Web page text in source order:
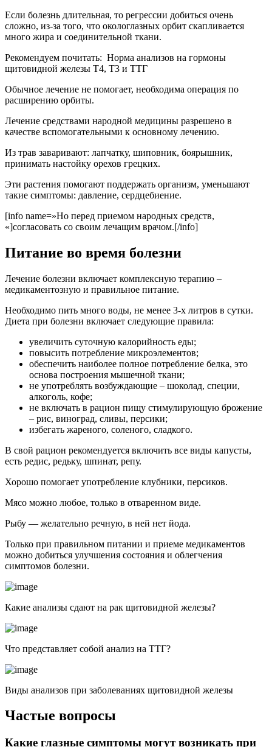
Если болезнь длительная, то регрессии добиться очень
сложно, из-за того, что окологлазных орбит скапливается
много жира и соединительной ткани.
Рекомендуем почитать: Норма анализов на гормоны
щитовидной железы Т4, Т3 и ТТГ
Обычное лечение не помогает, необходима операция по
расширению орбиты.
Лечение средствами народной медицины разрешено в
качестве вспомогательными к основному лечению.
Из трав заваривают: лапчатку, шиповник, боярышник,
принимать настойку орехов грецких.
Эти растения помогают поддержать организм, уменьшают
такие симптомы: давление, сердцебиение.
[info name=»Но перед приемом народных средств,
«]согласовать со своим лечащим врачом.[/info]
Питание во время болезни
Лечение болезни включает комплексную терапию –
медикаментозную и правильное питание.
Необходимо пить много воды, не менее 3-х литров в сутки.
Диета при болезни включает следующие правила:
увеличить суточную калорийность еды;
повысить потребление микроэлементов;
обеспечить наиболее полное потребление белка, это
основа построения мышечной ткани;
не употреблять возбуждающие – шоколад, специи,
алкоголь, кофе;
не включать в рацион пищу стимулирующую брожение
– рис, виноград, сливы, персики;
избегать жареного, соленого, сладкого.
В свой рацион рекомендуется включить все виды капусты,
есть редис, редьку, шпинат, репу.
Хорошо помогает употребление клубники, персиков.
Мясо можно любое, только в отваренном виде.
Рыбу — желательно речную, в ней нет йода.
Только при правильном питании и приеме медикаментов
можно добиться улучшения состояния и облегчения
симптомов болезни.
Какие анализы сдают на рак щитовидной железы?
Что представляет собой анализ на ТТГ?
Виды анализов при заболеваниях щитовидной железы
Частые вопросы
Какие глазные симптомы могут возникать при